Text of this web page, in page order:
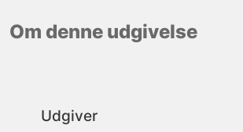
Om denne udgivelse
Udgiver